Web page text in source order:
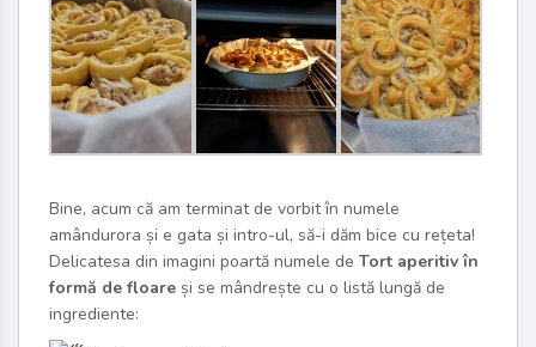
Bine, acum că am terminat de vorbit în numele
amândurora și e gata și intro-ul, să-i dăm bice cu rețeta!
Delicatesa din imagini poartă numele de Tort aperitiv în
formă de floare și se mândrește cu o listă lungă de
ingrediente: